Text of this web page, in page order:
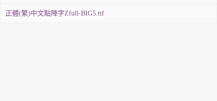
正體(繁)中文點陣字Zfull-BIG5.ttf